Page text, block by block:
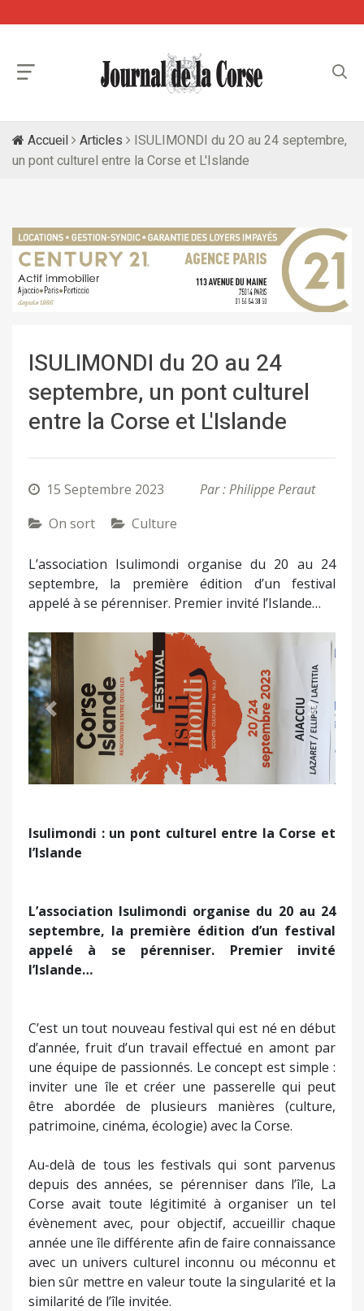
Accueil Articles
ISULIMONDI du 2O au 24 septembre,
un pont culturel entre la Corse et L'Islande
ISULIMONDI du 2O au 24
septembre, un pont culturel
entre la Corse et L'Islande
15 Septembre 2023
Par : Philippe Peraut
On sort
Culture
L’association Isulimondi organise du 20 au 24
septembre, la première édition d’un festival
appelé à se pérenniser. Premier invité l’Islande…
Précédent Suivant
Isulimondi : un pont culturel entre la Corse et
l’Islande
L’association Isulimondi organise du 20 au 24
septembre, la première édition d’un festival
appelé à se pérenniser. Premier invité
l’Islande…
C’est un tout nouveau festival qui est né en début
d’année, fruit d’un travail effectué en amont par
une équipe de passionnés. Le concept est simple :
inviter une île et créer une passerelle qui peut
être abordée de plusieurs manières (culture,
patrimoine, cinéma, écologie) avec la Corse.
Au-delà de tous les festivals qui sont parvenus
depuis des années, se pérenniser dans l’île, La
Corse avait toute légitimité à organiser un tel
évènement avec, pour objectif, accueillir chaque
année une île différente afin de faire connaissance
avec un univers culturel inconnu ou méconnu et
bien sûr mettre en valeur toute la singularité et la
similarité de l’île invitée.